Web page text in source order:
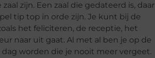
zijn. Een zaal die gedateerd is, daar
tip top in orde zijn. Je kunt bij de
het feliciteren, de receptie, het
naar uit gaat. Al met al ben je op de
worden die je nooit meer vergeet.